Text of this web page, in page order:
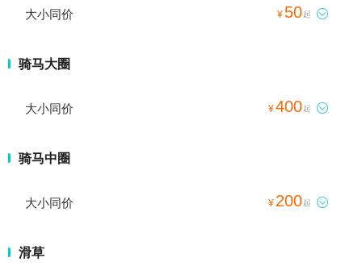
大小同价 ¥ 50起 
骑马大圈
大小同价 ¥400起 
骑马中圈
大小同价 ¥ 200起 
滑草